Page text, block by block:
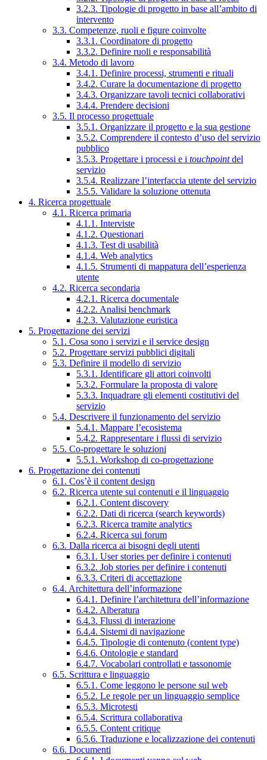
3.2.3. Tipologie di progetto in base all’ambito di
intervento
3.3. Competenze, ruoli e figure coinvolte
3.3.1. Coordinatore di progetto
3.3.2. Definire ruoli e responsabilità
3.4. Metodo di lavoro
3.4.1. Definire processi, strumenti e rituali
3.4.2. Curare la documentazione di progetto
3.4.3. Organizzare tavoli tecnici collaborativi
3.4.4. Prendere decisioni
3.5. Il processo progettuale
3.5.1. Organizzare il progetto e la sua gestione
3.5.2. Comprendere il contesto d’uso del servizio
pubblico
3.5.3. Progettare i processi e i touchpointdel
servizio
3.5.4. Realizzare l’interfaccia utente del servizio
3.5.5. Validare la soluzione ottenuta
4. Ricerca progettuale
4.1. Ricerca primaria
4.1.1. Interviste
4.1.2. Questionari
4.1.3. Test di usabilità
4.1.4. Web analytics
4.1.5. Strumenti di mappatura dell’esperienza
utente
4.2. Ricerca secondaria
4.2.1. Ricerca documentale
4.2.2. Analisi benchmark
4.2.3. Valutazione euristica
5. Progettazione dei servizi
5.1. Cosa sono i servizi e il service design
5.2. Progettare servizi pubblici digitali
5.3. Definire il modello di servizio
5.3.1. Identificare gli attori coinvolti
5.3.2. Formulare la proposta di valore
5.3.3. Inquadrare gli elementi costitutivi del
servizio
5.4. Descrivere il funzionamento del servizio
5.4.1. Mappare l’ecosistema
5.4.2. Rappresentare i flussi di servizio
5.5. Co-progettare le soluzioni
5.5.1. Workshop di co-progettazione
6. Progettazione dei contenuti
6.1. Cos’è il content design
6.2. Ricerca utente sui contenuti e il linguaggio
6.2.1. Content discovery
6.2.2. Dati di ricerca (search keywords)
6.2.3. Ricerca tramite analytics
6.2.4. Ricerca sui forum
6.3. Dalla ricerca ai bisogni degli utenti
6.3.1. User stories per definire i contenuti
6.3.2. Job stories per definire i contenuti
6.3.3. Criteri di accettazione
6.4. Architettura dell’informazione
6.4.1. Definire l’architettura dell’informazione
6.4.2. Alberatura
6.4.3. Flussi di interazione
6.4.4. Sistemi di navigazione
6.4.5. Tipologie di contenuto (content type)
6.4.6. Ontologie e standard
6.4.7. Vocabolari controllati e tassonomie
6.5. Scrittura e linguaggio
6.5.1. Come leggono le persone sul web
6.5.2. Le regole per un linguaggio semplice
6.5.3. Microtesti
6.5.4. Scrittura collaborativa
6.5.5. Content critique
6.5.6. Traduzione e localizzazione dei contenuti
6.6. Documenti